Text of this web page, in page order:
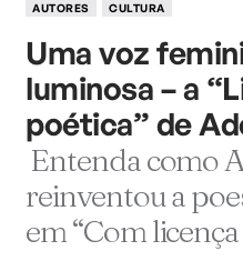
AUTORES CULTURA
Uma voz
luminosa – a
poética” de
Entenda como
reinventou a
em “Com licença